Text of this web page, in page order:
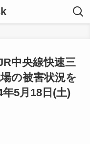
中央線快速三
の被害状況を
5月18日(土)